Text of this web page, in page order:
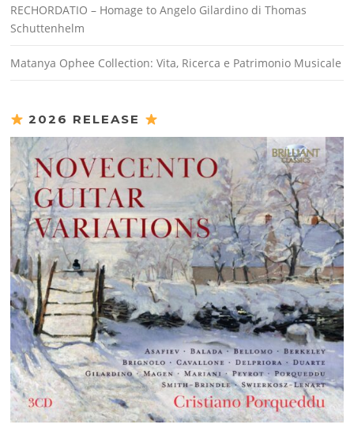
RECHORDATIO – Homage to Angelo Gilardino di Thomas
Schuttenhelm
Matanya Ophee Collection: Vita, Ricerca e Patrimonio Musicale
2026 RELEASE